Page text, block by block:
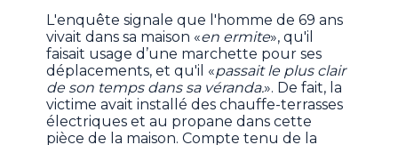
L'enquête signale que l'homme de 69 ans
vivait dans sa maison «en ermite», qu'il
faisait usage d’une marchette pour ses
déplacements, et qu'il «passait le plus clair
de son temps dans sa véranda.». De fait, la
victime avait installé des chauffe-terrasses
électriques et au propane dans cette
pièce de la maison. Compte tenu de la